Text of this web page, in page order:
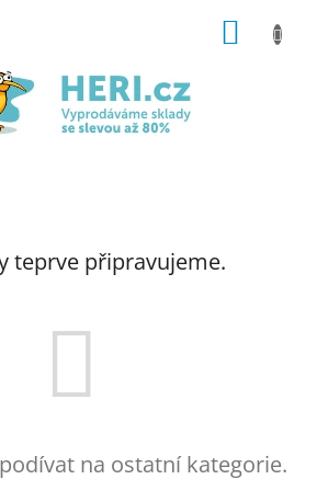
teprve připravujeme.
na ostatní kategorie.